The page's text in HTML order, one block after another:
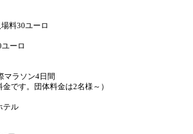
料30ユーロ
ーロ
ラソン4日間
です。団体料金は2名様～）
テル